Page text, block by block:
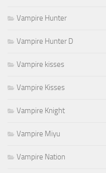
Vampire Hunter
Vampire Hunter D
Vampire kisses
Vampire Kisses
Vampire Knight
Vampire Miyu
Vampire Nation